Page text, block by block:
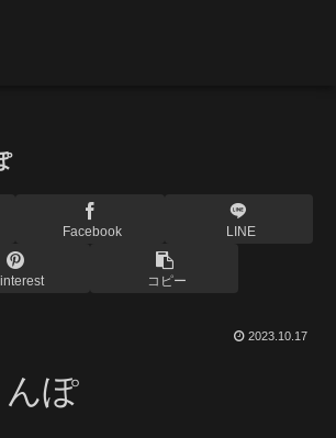
Facebook LINE
コピー
2023.10.17
ぽ